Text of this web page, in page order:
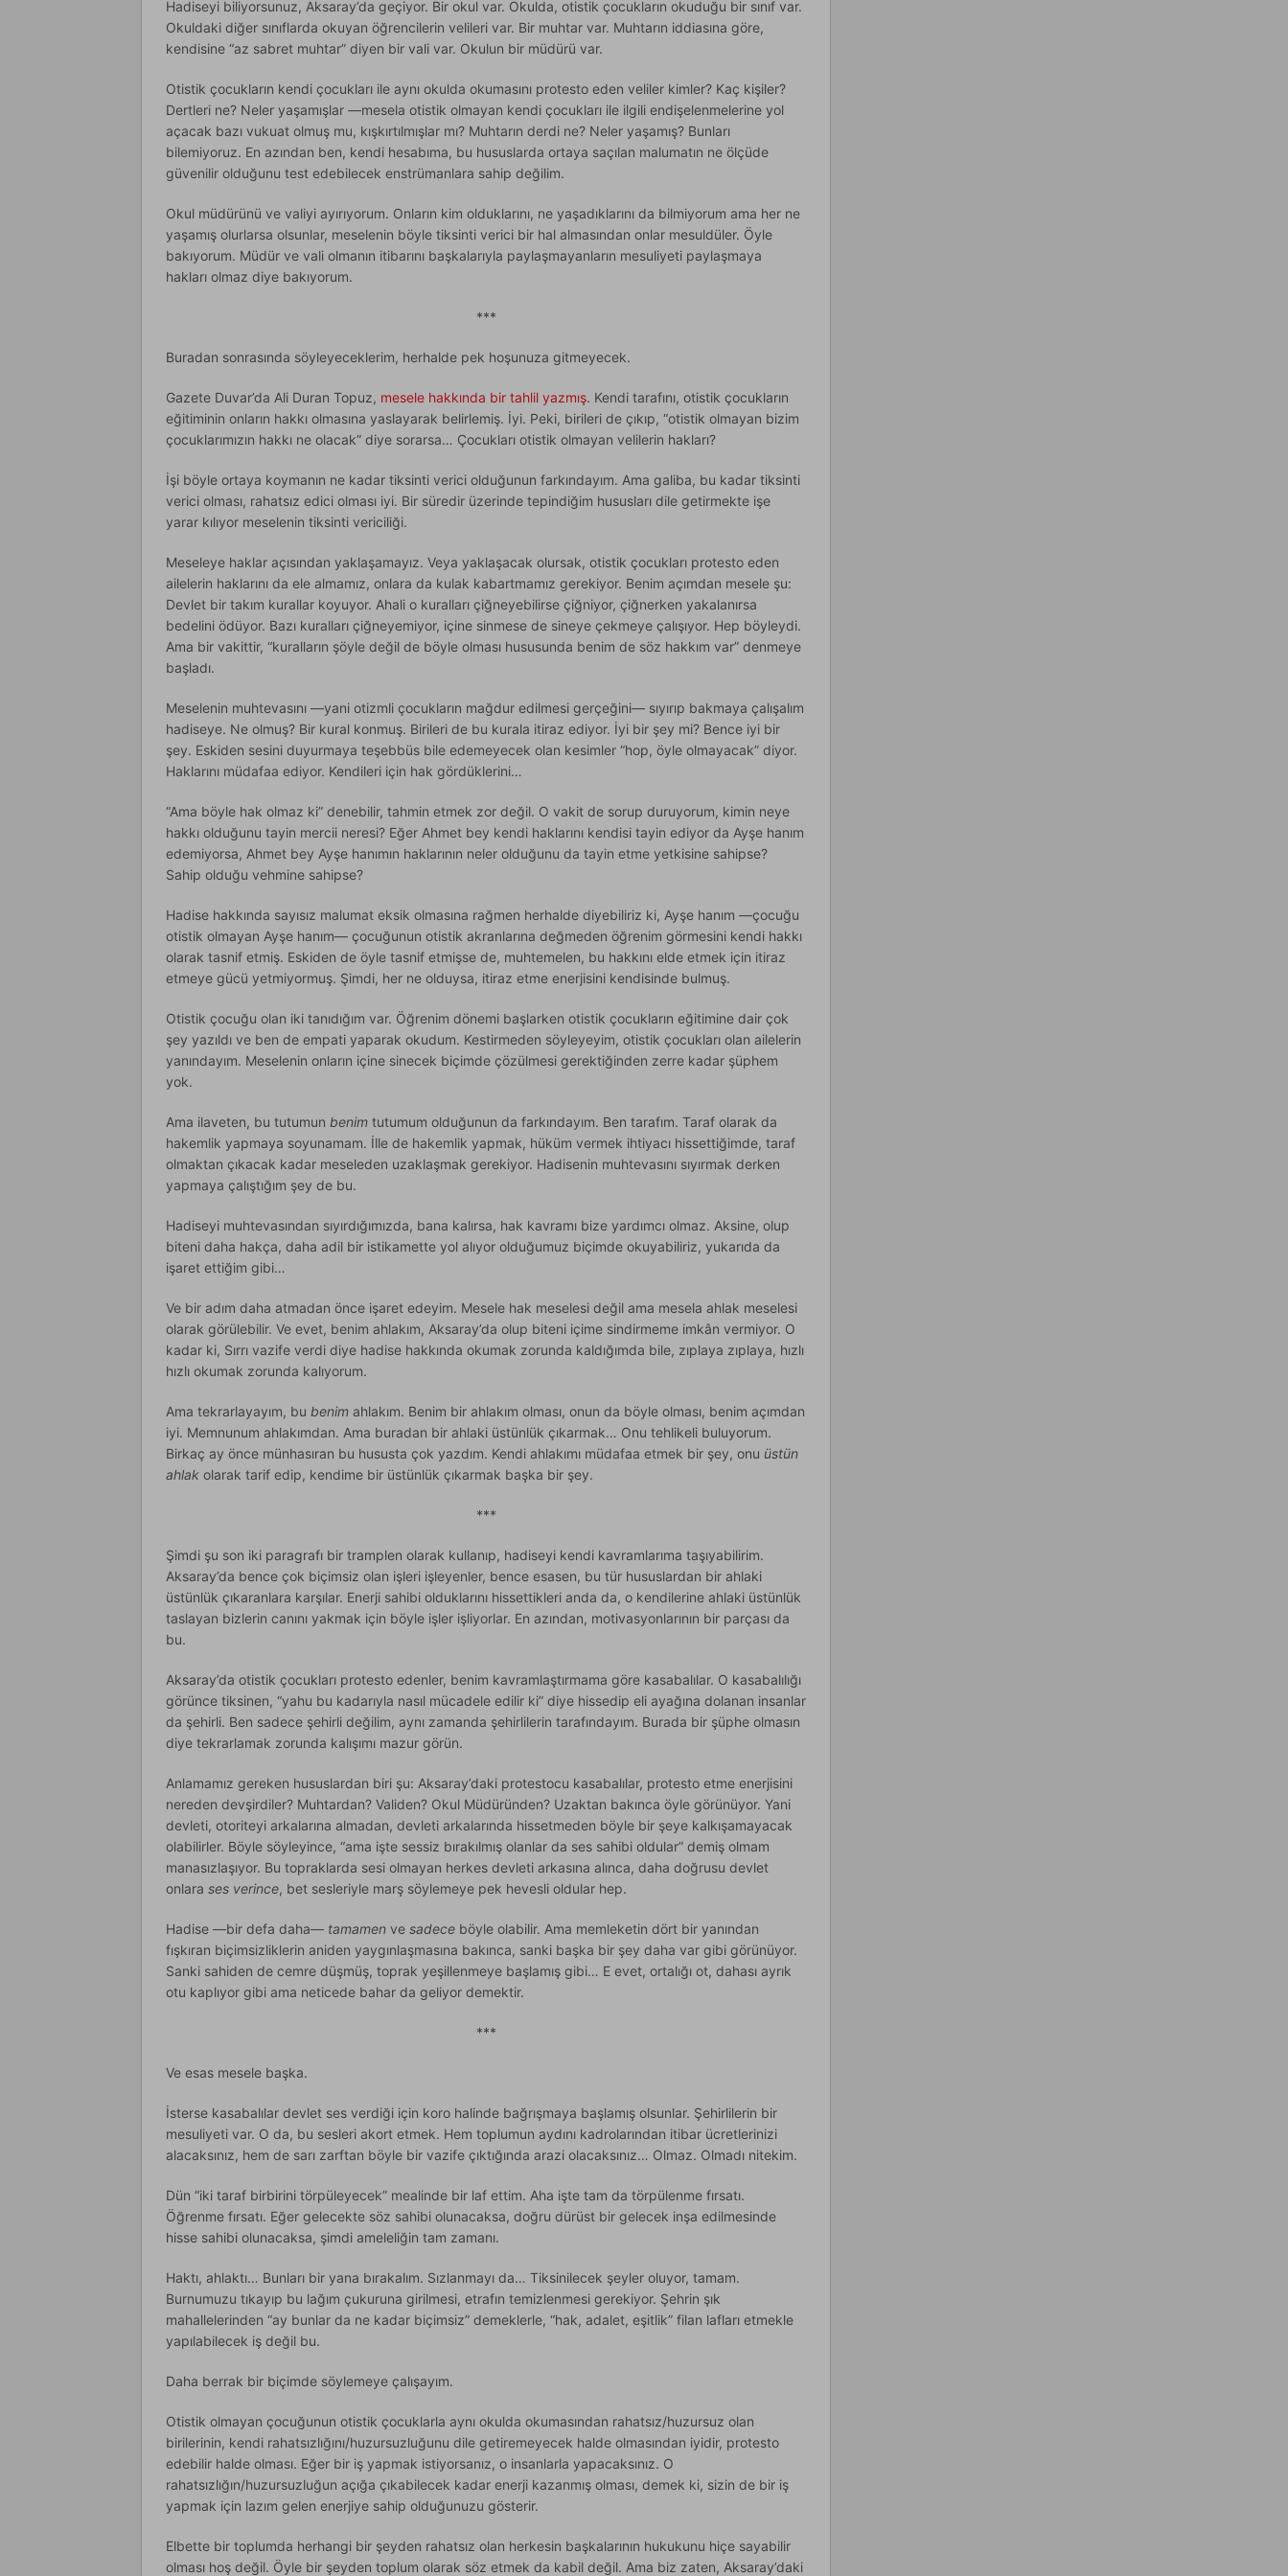
Hadiseyi biliyorsunuz, Aksaray’da geçiyor. Bir okul var. Okulda, otistik çocukların okuduğu bir sınıf var.
Okuldaki diğer sınıflarda okuyan öğrencilerin velileri var. Bir muhtar var. Muhtarın iddiasına göre,
kendisine “az sabret muhtar” diyen bir vali var. Okulun bir müdürü var.
Otistik çocukların kendi çocukları ile aynı okulda okumasını protesto eden veliler kimler? Kaç kişiler?
Dertleri ne? Neler yaşamışlar —mesela otistik olmayan kendi çocukları ile ilgili endişelenmelerine yol
açacak bazı vukuat olmuş mu, kışkırtılmışlar mı? Muhtarın derdi ne? Neler yaşamış? Bunları
bilemiyoruz. En azından ben, kendi hesabıma, bu hususlarda ortaya saçılan malumatın ne ölçüde
güvenilir olduğunu test edebilecek enstrümanlara sahip değilim.
Okul müdürünü ve valiyi ayırıyorum. Onların kim olduklarını, ne yaşadıklarını da bilmiyorum ama her ne
yaşamış olurlarsa olsunlar, meselenin böyle tiksinti verici bir hal almasından onlar mesuldüler. Öyle
bakıyorum. Müdür ve vali olmanın itibarını başkalarıyla paylaşmayanların mesuliyeti paylaşmaya
hakları olmaz diye bakıyorum.
***
Buradan sonrasında söyleyeceklerim, herhalde pek hoşunuza gitmeyecek.
Gazete Duvar’da Ali Duran Topuz, mesele hakkında bir tahlil yazmış. Kendi tarafını, otistik çocukların
eğitiminin onların hakkı olmasına yaslayarak belirlemiş. İyi. Peki, birileri de çıkıp, “otistik olmayan bizim
çocuklarımızın hakkı ne olacak” diye sorarsa… Çocukları otistik olmayan velilerin hakları?
İşi böyle ortaya koymanın ne kadar tiksinti verici olduğunun farkındayım. Ama galiba, bu kadar tiksinti
verici olması, rahatsız edici olması iyi. Bir süredir üzerinde tepindiğim hususları dile getirmekte işe
yarar kılıyor meselenin tiksinti vericiliği.
Meseleye haklar açısından yaklaşamayız. Veya yaklaşacak olursak, otistik çocukları protesto eden
ailelerin haklarını da ele almamız, onlara da kulak kabartmamız gerekiyor. Benim açımdan mesele şu:
Devlet bir takım kurallar koyuyor. Ahali o kuralları çiğneyebilirse çiğniyor, çiğnerken yakalanırsa
bedelini ödüyor. Bazı kuralları çiğneyemiyor, içine sinmese de sineye çekmeye çalışıyor. Hep böyleydi.
Ama bir vakittir, “kuralların şöyle değil de böyle olması hususunda benim de söz hakkım var” denmeye
başladı.
Meselenin muhtevasını —yani otizmli çocukların mağdur edilmesi gerçeğini— sıyırıp bakmaya çalışalım
hadiseye. Ne olmuş? Bir kural konmuş. Birileri de bu kurala itiraz ediyor. İyi bir şey mi? Bence iyi bir
şey. Eskiden sesini duyurmaya teşebbüs bile edemeyecek olan kesimler “hop, öyle olmayacak” diyor.
Haklarını müdafaa ediyor. Kendileri için hak gördüklerini…
“Ama böyle hak olmaz ki” denebilir, tahmin etmek zor değil. O vakit de sorup duruyorum, kimin neye
hakkı olduğunu tayin mercii neresi? Eğer Ahmet bey kendi haklarını kendisi tayin ediyor da Ayşe hanım
edemiyorsa, Ahmet bey Ayşe hanımın haklarının neler olduğunu da tayin etme yetkisine sahipse?
Sahip olduğu vehmine sahipse?
Hadise hakkında sayısız malumat eksik olmasına rağmen herhalde diyebiliriz ki, Ayşe hanım —çocuğu
otistik olmayan Ayşe hanım— çocuğunun otistik akranlarına değmeden öğrenim görmesini kendi hakkı
olarak tasnif etmiş. Eskiden de öyle tasnif etmişse de, muhtemelen, bu hakkını elde etmek için itiraz
etmeye gücü yetmiyormuş. Şimdi, her ne olduysa, itiraz etme enerjisini kendisinde bulmuş.
Otistik çocuğu olan iki tanıdığım var. Öğrenim dönemi başlarken otistik çocukların eğitimine dair çok
şey yazıldı ve ben de empati yaparak okudum. Kestirmeden söyleyeyim, otistik çocukları olan ailelerin
yanındayım. Meselenin onların içine sinecek biçimde çözülmesi gerektiğinden zerre kadar şüphem
yok.
Ama ilaveten, bu tutumun benim tutumum olduğunun da farkındayım. Ben tarafım. Taraf olarak da
hakemlik yapmaya soyunamam. İlle de hakemlik yapmak, hüküm vermek ihtiyacı hissettiğimde, taraf
olmaktan çıkacak kadar meseleden uzaklaşmak gerekiyor. Hadisenin muhtevasını sıyırmak derken
yapmaya çalıştığım şey de bu.
Hadiseyi muhtevasından sıyırdığımızda, bana kalırsa, hak kavramı bize yardımcı olmaz. Aksine, olup
biteni daha hakça, daha adil bir istikamette yol alıyor olduğumuz biçimde okuyabiliriz, yukarıda da
işaret ettiğim gibi…
Ve bir adım daha atmadan önce işaret edeyim. Mesele hak meselesi değil ama mesela ahlak meselesi
olarak görülebilir. Ve evet, benim ahlakım, Aksaray’da olup biteni içime sindirmeme imkân vermiyor. O
kadar ki, Sırrı vazife verdi diye hadise hakkında okumak zorunda kaldığımda bile, zıplaya zıplaya, hızlı
hızlı okumak zorunda kalıyorum.
Ama tekrarlayayım, bu benim ahlakım. Benim bir ahlakım olması, onun da böyle olması, benim açımdan
iyi. Memnunum ahlakımdan. Ama buradan bir ahlaki üstünlük çıkarmak… Onu tehlikeli buluyorum.
Birkaç ay önce münhasıran bu hususta çok yazdım. Kendi ahlakımı müdafaa etmek bir şey, onu üstün
ahlak olarak tarif edip, kendime bir üstünlük çıkarmak başka bir şey.
***
Şimdi şu son iki paragrafı bir tramplen olarak kullanıp, hadiseyi kendi kavramlarıma taşıyabilirim.
Aksaray’da bence çok biçimsiz olan işleri işleyenler, bence esasen, bu tür hususlardan bir ahlaki
üstünlük çıkaranlara karşılar. Enerji sahibi olduklarını hissettikleri anda da, o kendilerine ahlaki üstünlük
taslayan bizlerin canını yakmak için böyle işler işliyorlar. En azından, motivasyonlarının bir parçası da
bu.
Aksaray’da otistik çocukları protesto edenler, benim kavramlaştırmama göre kasabalılar. O kasabalılığı
görünce tiksinen, “yahu bu kadarıyla nasıl mücadele edilir ki” diye hissedip eli ayağına dolanan insanlar
da şehirli. Ben sadece şehirli değilim, aynı zamanda şehirlilerin tarafındayım. Burada bir şüphe olmasın
diye tekrarlamak zorunda kalışımı mazur görün.
Anlamamız gereken hususlardan biri şu: Aksaray’daki protestocu kasabalılar, protesto etme enerjisini
nereden devşirdiler? Muhtardan? Validen? Okul Müdüründen? Uzaktan bakınca öyle görünüyor. Yani
devleti, otoriteyi arkalarına almadan, devleti arkalarında hissetmeden böyle bir şeye kalkışamayacak
olabilirler. Böyle söyleyince, “ama işte sessiz bırakılmış olanlar da ses sahibi oldular” demiş olmam
manasızlaşıyor. Bu topraklarda sesi olmayan herkes devleti arkasına alınca, daha doğrusu devlet
onlara ses verince, bet sesleriyle marş söylemeye pek hevesli oldular hep.
Hadise —bir defa daha— tamamen ve sadece böyle olabilir. Ama memleketin dört bir yanından
fışkıran biçimsizliklerin aniden yaygınlaşmasına bakınca, sanki başka bir şey daha var gibi görünüyor.
Sanki sahiden de cemre düşmüş, toprak yeşillenmeye başlamış gibi… E evet, ortalığı ot, dahası ayrık
otu kaplıyor gibi ama neticede bahar da geliyor demektir.
***
Ve esas mesele başka.
İsterse kasabalılar devlet ses verdiği için koro halinde bağrışmaya başlamış olsunlar. Şehirlilerin bir
mesuliyeti var. O da, bu sesleri akort etmek. Hem toplumun aydını kadrolarından itibar ücretlerinizi
alacaksınız, hem de sarı zarftan böyle bir vazife çıktığında arazi olacaksınız… Olmaz. Olmadı nitekim.
Dün “iki taraf birbirini törpüleyecek” mealinde bir laf ettim. Aha işte tam da törpülenme fırsatı.
Öğrenme fırsatı. Eğer gelecekte söz sahibi olunacaksa, doğru dürüst bir gelecek inşa edilmesinde
hisse sahibi olunacaksa, şimdi ameleliğin tam zamanı.
Haktı, ahlaktı… Bunları bir yana bırakalım. Sızlanmayı da… Tiksinilecek şeyler oluyor, tamam.
Burnumuzu tıkayıp bu lağım çukuruna girilmesi, etrafın temizlenmesi gerekiyor. Şehrin şık
mahallelerinden “ay bunlar da ne kadar biçimsiz” demeklerle, “hak, adalet, eşitlik” filan lafları etmekle
yapılabilecek iş değil bu.
Daha berrak bir biçimde söylemeye çalışayım.
Otistik olmayan çocuğunun otistik çocuklarla aynı okulda okumasından rahatsız/huzursuz olan
birilerinin, kendi rahatsızlığını/huzursuzluğunu dile getiremeyecek halde olmasından iyidir, protesto
edebilir halde olması. Eğer bir iş yapmak istiyorsanız, o insanlarla yapacaksınız. O
rahatsızlığın/huzursuzluğun açığa çıkabilecek kadar enerji kazanmış olması, demek ki, sizin de bir iş
yapmak için lazım gelen enerjiye sahip olduğunuzu gösterir.
Elbette bir toplumda herhangi bir şeyden rahatsız olan herkesin başkalarının hukukunu hiçe sayabilir
olması hoş değil. Öyle bir şeyden toplum olarak söz etmek da kabil değil. Ama biz zaten, Aksaray’daki